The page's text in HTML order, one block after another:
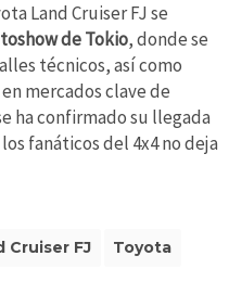
Land Cruiser FJ se
de Tokio, donde se
técnicos, así como
mercados clave de
ha confirmado su llegada
fanáticos del 4x4 no deja
Cruiser FJ Toyota